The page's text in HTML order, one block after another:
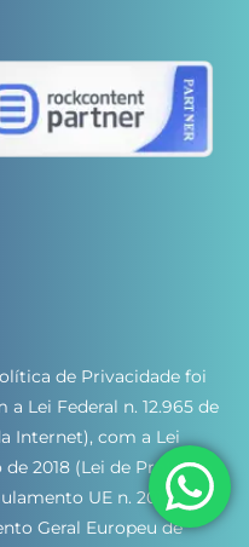
de Privacidade foi
Lei Federal n. 12.965 de
Internet), com a Lei
de 2018 (Lei de Proteção
UE n. 2016/679
Geral Europeu de